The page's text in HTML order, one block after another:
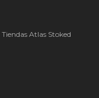
Tiendas Atlas Stoked